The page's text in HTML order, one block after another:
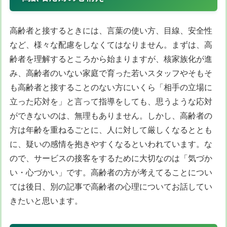
高齢者と接するときには、言葉の使い方、目線、安全性
など、様々な配慮をしなくてはなりません。まずは、高
齢者を理解するところから始まりますが、核家族化が進
み、高齢者のいない家庭で育った若いスタッフやそもそ
も高齢者と接することのない方にいくら「相手の立場に
立った応対を」と言って指導をしても、思うような応対
ができないのは、無理もありません。
しかし、高齢者の
方は年齢を重ねるごとに、人に対して厳しくなるととも
に、疑いの感情を抱きやすくなる といわれています。な
ので、サービスの接客をするために大切なのは「気づか
い・心づかい」 です。高齢者の方が考えてることについ
ては後日、別の記事で高齢者の心理についてお話してい
きたいと思います。